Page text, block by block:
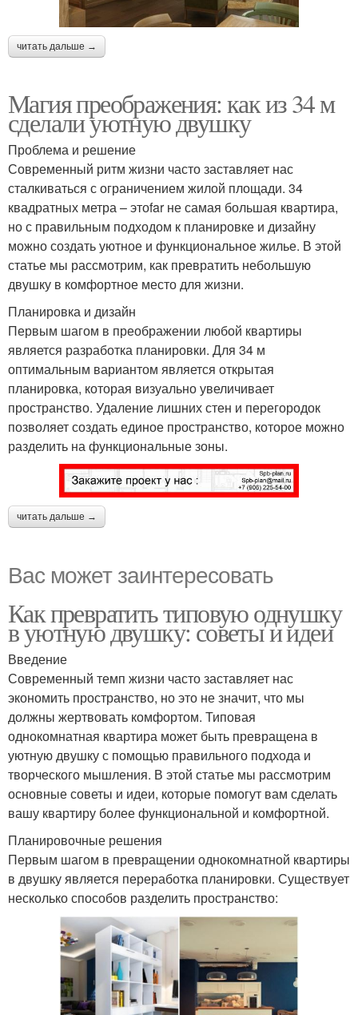
читать дальше →
Магия преображения: как из 34 м
сделали уютную двушку
Проблема и решение
Современный ритм жизни часто заставляет нас
сталкиваться с ограничением жилой площади. 34
квадратных метра – этоfar не самая большая квартира,
но с правильным подходом к планировке и дизайну
можно создать уютное и функциональное жилье. В этой
статье мы рассмотрим, как превратить небольшую
двушку в комфортное место для жизни.
Планировка и дизайн
Первым шагом в преображении любой квартиры
является разработка планировки. Для 34 м
оптимальным вариантом является открытая
планировка, которая визуально увеличивает
пространство. Удаление лишних стен и перегородок
позволяет создать единое пространство, которое можно
разделить на функциональные зоны.
читать дальше →
Вас может заинтересовать
Как превратить типовую однушку
в уютную двушку: советы и идеи
Введение
Современный темп жизни часто заставляет нас
экономить пространство, но это не значит, что мы
должны жертвовать комфортом. Типовая
однокомнатная квартира может быть превращена в
уютную двушку с помощью правильного подхода и
творческого мышления. В этой статье мы рассмотрим
основные советы и идеи, которые помогут вам сделать
вашу квартиру более функциональной и комфортной.
Планировочные решения
Первым шагом в превращении однокомнатной квартиры
в двушку является переработка планировки. Существует
несколько способов разделить пространство: